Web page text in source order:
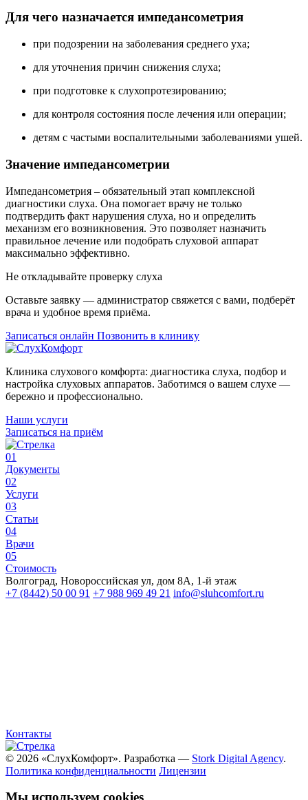
Для чего назначается импедансометрия
при подозрении на заболевания среднего уха;
для уточнения причин снижения слуха;
при подготовке к слухопротезированию;
для контроля состояния после лечения или операции;
детям с частыми воспалительными заболеваниями ушей.
Значение импедансометрии
Импедансометрия – обязательный этап комплексной
диагностики слуха. Она помогает врачу не только
подтвердить факт нарушения слуха, но и определить
механизм его возникновения. Это позволяет назначить
правильное лечение или подобрать слуховой аппарат
максимально эффективно.
Не откладывайте проверку слуха
Оставьте заявку — администратор свяжется с вами, подберёт
врача и удобное время приёма.
Записаться онлайн Позвонить в клинику
Клиника слухового комфорта: диагностика слуха, подбор и
настройка слуховых аппаратов. Заботимся о вашем слухе —
бережно и профессионально.
Наши услуги
Записаться на приём
01
Документы
02
Услуги
03
Статьи
04
Врачи
05
Стоимость
Волгоград, Новороссийская ул, дом 8А, 1-й этаж
+7 (8442) 50 00 91 +7 988 969 49 21 info@sluhcomfort.ru
Контакты
© 2026 «СлухКомфорт». Разработка — Stork Digital Agency.
Политика конфиденциальности Лицензии
Мы используем cookies